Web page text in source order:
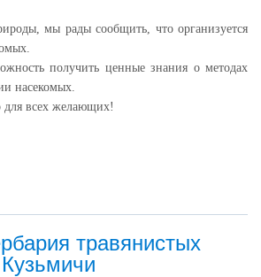
мы рады сообщить, что организуется
получить ценные знания о методах
насекомых.
для всех желающих!
травянистых